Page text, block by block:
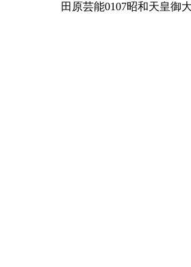
田原芸能0107昭和天皇